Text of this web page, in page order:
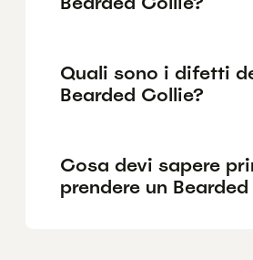
Quali sono i difetti
Bearded Collie?
Cosa devi sapere
prendere un